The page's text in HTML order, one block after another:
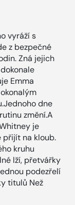
vyráží s
z bezpečné
Zná jejich
Emma
dne
změní.A
je
přijít na kloub.
kruhu
lží, přetvářky
podezřelí
titulů Než